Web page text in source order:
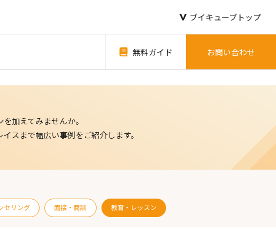
ブイキューブトップ
無料ガイド お問い合わせ
加えてみませんか。
スまで幅広い事例をご紹介します。
セリング 面接・商談 教育・レッスン